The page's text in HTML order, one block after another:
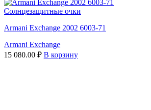
Солнцезащитные очки
Armani Exchange 2002 6003-71
Armani Exchange
15 080.00 ₽ В корзину